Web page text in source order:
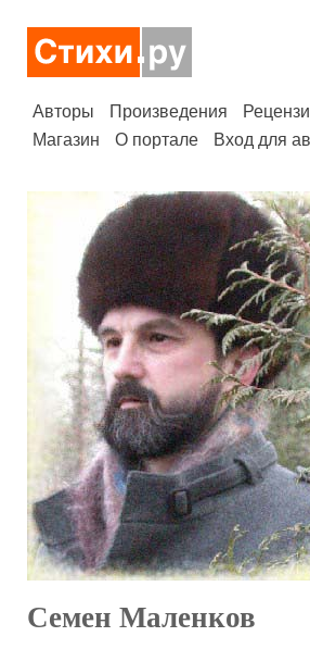
Авторы Произведения
Магазин
О портале Вход для
Семен Маленков